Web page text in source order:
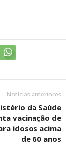
Notícias anteriores
da Saúde
vacinação de
idosos acima
de 60 anos